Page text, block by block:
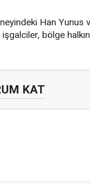
Han Yunus
bölge
KAT